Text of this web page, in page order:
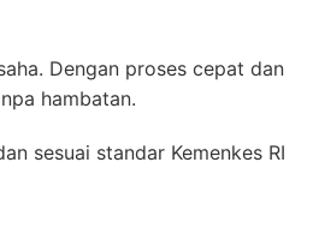
Dengan proses cepat dan
hambatan.
sesuai standar Kemenkes RI